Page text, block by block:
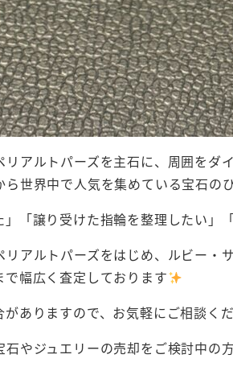
アルトパーズを主石に、周囲をダ
世界中で人気を集めている宝石の
」「譲り受けた指輪を整理したい
アルトパーズをはじめ、ルビー・
幅広く査定しております
ありますので、お気軽にご相談
やジュエリーの売却をご検討中の